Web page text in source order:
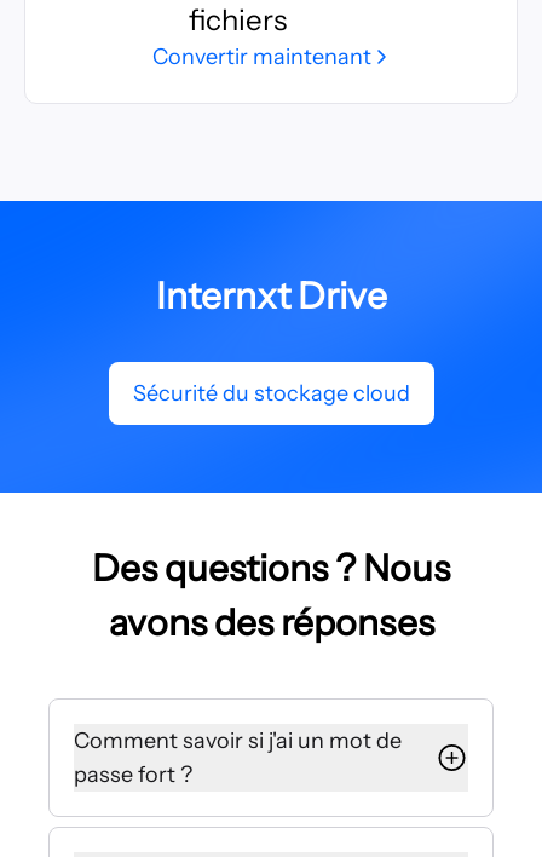
fichiers
Convertir maintenant
Internxt Drive
Sécurité du stockage cloud
Des questions ? Nous
avons des réponses
Comment savoir si j'ai un mot de
passe fort ?
Lorsque vous utilisez un générateur